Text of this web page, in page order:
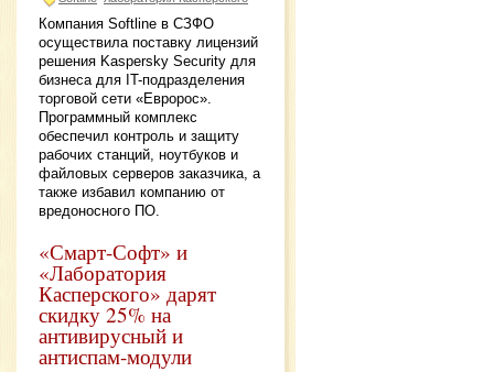
Компания Softline в СЗФО
осуществила поставку лицензий
решения Kaspersky Security для
бизнеса для IT-подразделения
торговой сети «Евророс».
Программный комплекс
обеспечил контроль и защиту
рабочих станций, ноутбуков и
файловых серверов заказчика, а
также избавил компанию от
вредоносного ПО.
«Смарт-Софт» и
«Лаборатория
Касперского» дарят
скидку 25% на
антивирусный и
антиспам-модули